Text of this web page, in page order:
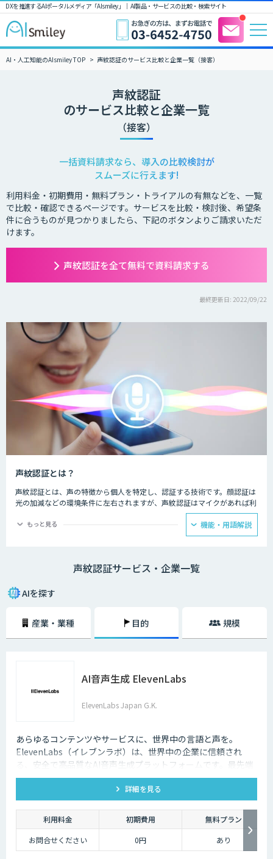
DXを推進するAIポータルメディア「AIsmiley」｜ AI製品・サービスの比較・検索サイト
AI・人工知能のAIsmiley TOP 声紋認証のサービス比較と企業一覧（接客）
声紋認証
のサービス比較と企業一覧
（接客）
一括資料請求なら、導入の比較検討が
スムーズに行えます!
利用料金・初期費用・無料プラン・トライアルの有無などを、一覧
で比較・確認できるページです。サービスを比較・検討後、希望条
件に合うものが見つかりましたら、下記のボタンよりご請求いただ
けます。
声紋認証を全て無料で資料請求する
最終更新日: 2022/09/22
声紋認証とは？
声紋認証とは、声の特徴から個人を特定し、認証する技術です。顔認証は
光の加減などの環境条件に左右されますが、声紋認証はマイクがあれば利
用可能で、導入のハードルがさほど高くありません。通話など、離れた場
所からも認証が可能です。
で活用されています。
もっと見る 機能・用語解説
声紋認証サービス・企業一覧
AIを探す
産業・業種 目的 規模
AI音声生成 ElevenLabs
ElevenLabs Japan G.K.
あらゆるコンテンツやサービスに、世界中の言語と声を。
ElevenLabs（イレブンラボ）は、世界中の企業に信頼され
る、安全で高品質なAI音声生成プラットフォームです。最先端
の技術で自然な音声を生成し、多言語対応やボイスクローニン
グ機能も、悪用を防ぐ倫理的ガードレールの中で提供します。
詳細を見る
利用料金 初期費用
無料プラン
お問合せください
0円 あり